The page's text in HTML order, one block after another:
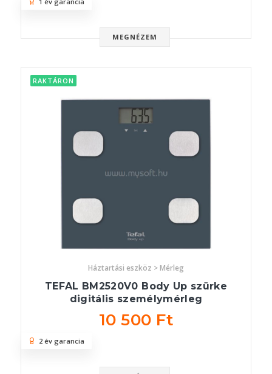
MEGNÉZEM
RAKTÁRON
Háztartási eszköz > Mérleg
TEFAL BM2520V0 Body Up szürke
digitális személymérleg
10 500 Ft
2 év garancia